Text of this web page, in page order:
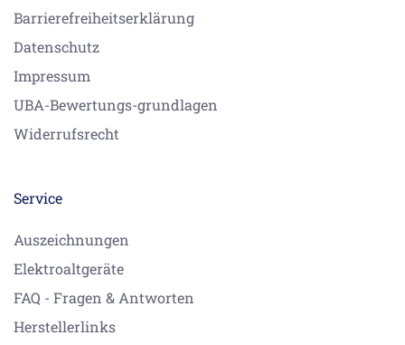
Barrierefreiheitserklärung
Datenschutz
Impressum
UBA-Bewertungs-grundlagen
Widerrufsrecht
Service
Auszeichnungen
Elektroaltgeräte
FAQ - Fragen & Antworten
Herstellerlinks